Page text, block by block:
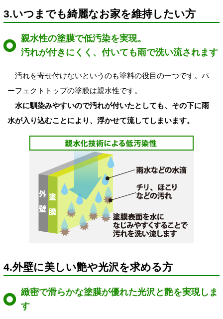
3.いつまでも綺麗なお家を維持したい方
親水性の塗膜で低汚染を実現。
汚れが付きにくく、付いても雨で洗い流されます
汚れを寄せ付けないというのも塗料の役目の一つです。パ
ーフェクトトップの塗膜は親水性です。
水に馴染みやすいので汚れが付いたとしても、その下に雨
水が入り込むことにより、浮かせて流してしまいます。
4.外壁に美しい艶や光沢を求める方
緻密で滑らかな塗膜が優れた光沢と艶を実現しま
す